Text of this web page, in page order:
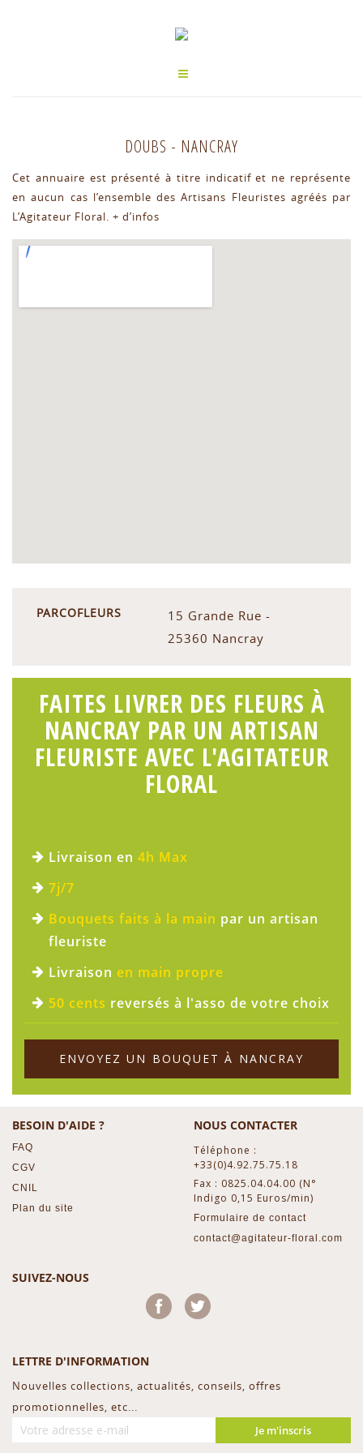
DOUBS - NANCRAY
Cet annuaire est présenté à titre indicatif et ne représente
en aucun cas l’ensemble des Artisans Fleuristes agréés par
L’Agitateur Floral. + d’infos
PARCOFLEURS
15 Grande Rue -
25360 Nancray
FAITES LIVRER DES FLEURS À
NANCRAY PAR UN ARTISAN
FLEURISTE AVEC L'AGITATEUR
FLORAL
Livraison en 4h Max
7j/7
Bouquets faits à la main par un artisan
fleuriste
Livraison en main propre
50 cents reversés à l'asso de votre choix
ENVOYEZ UN BOUQUET À NANCRAY
BESOIN D'AIDE ?
FAQ
CGV
CNIL
Plan du site
NOUS CONTACTER
Téléphone :
+33(0)4.92.75.75.18
Fax : 0825.04.04.00 (N°
Indigo 0,15 Euros/min)
Formulaire de contact
contact@agitateur-floral.com
SUIVEZ-NOUS
Facebook
LETTRE D'INFORMATION
Nouvelles collections, actualités, conseils, offres
promotionnelles, etc...
Je m'inscris